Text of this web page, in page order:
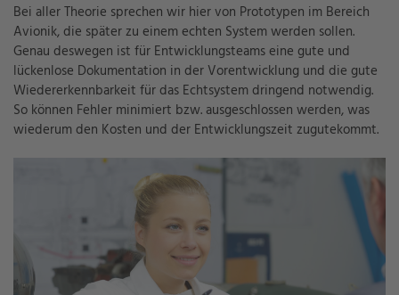
Bei aller Theorie sprechen wir hier von Prototypen im Bereich
Avionik, die später zu einem echten System werden sollen.
Genau deswegen ist für Entwicklungsteams eine gute und
lückenlose Dokumentation in der Vorentwicklung und die gute
Wiedererkennbarkeit für das Echtsystem dringend notwendig.
So können Fehler minimiert bzw. ausgeschlossen werden, was
wiederum den Kosten und der Entwicklungszeit zugutekommt.